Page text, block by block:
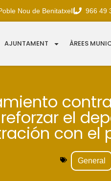
Nou de Benitatxell 966 49
AJUNTAMENT ÀREES
el
con el
General